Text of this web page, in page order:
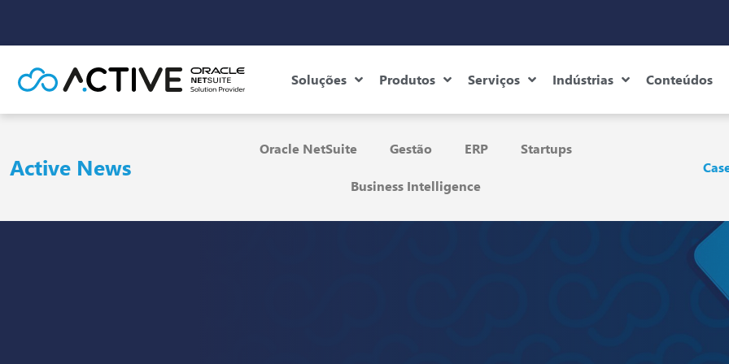
Soluções Produtos Serviços Indústrias Conteúdos
Active News
Oracle NetSuite Gestão ERP Startups
Business Intelligence